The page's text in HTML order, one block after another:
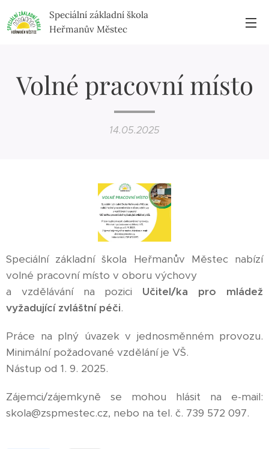
Speciální základní škola
Heřmanův Městec
Volné pracovní místo
14.05.2025
Speciální základní škola Heřmanův Městec nabízí
volné pracovní místo v oboru výchovy
a vzdělávání na pozici Učitel/ka pro mládež
vyžadující zvláštní péči.
Práce na plný úvazek v jednosměnném provozu.
Minimální požadované vzdělání je VŠ.
Nástup od 1. 9. 2025.
Zájemci/zájemkyně se mohou hlásit na e-mail:
skola@zspmestec.cz, nebo na tel. č. 739 572 097.